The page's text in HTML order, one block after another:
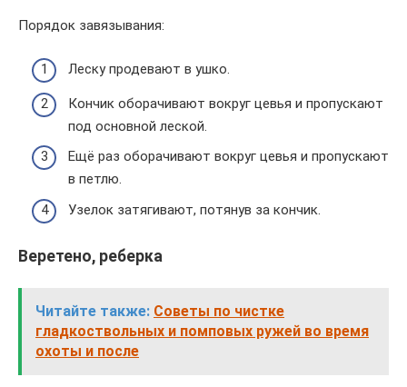
Порядок завязывания:
Леску продевают в ушко.
Кончик оборачивают вокруг цевья и пропускают
под основной леской.
Ещё раз оборачивают вокруг цевья и пропускают
в петлю.
Узелок затягивают, потянув за кончик.
Веретено, реберка
Читайте также: Советы по чистке
гладкоствольных и помповых ружей во время
охоты и после